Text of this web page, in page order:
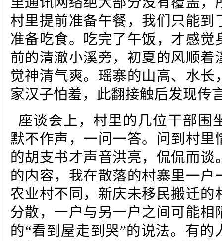
村里提前准备午餐，我们只能到
准备吃食。吃完了午饭，才感觉
前的清澈小溪旁，初夏的风顺着
觉神清气爽。瑶寨的山高、水长
家汉子怕羞，此翻接触后发现传
座谈会上，村里的几位干部围
默不作声，一问一答。问到村里
的胡支书才声音洪亮，侃侃而谈
的内容，我在散落的村寨里一户
农业村不同，新庆未移民搬迁的
分散，一户与另一户之间可能相
的“看到屋走到哭”的说法。有的